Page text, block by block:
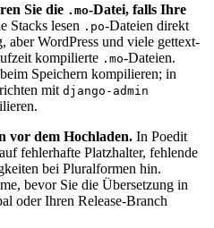
Sie die .mo-Datei, falls Ihre
Stacks lesen .po-Dateien direkt
aber WordPress und viele gettext-
kompilierte .mo-Dateien.
Speichern kompilieren; in
mit django-admin
vor dem Hochladen. In Poedit
fehlerhafte Platzhalter, fehlende
bei Pluralformen hin.
bevor Sie die Übersetzung in
oder Ihren Release-Branch